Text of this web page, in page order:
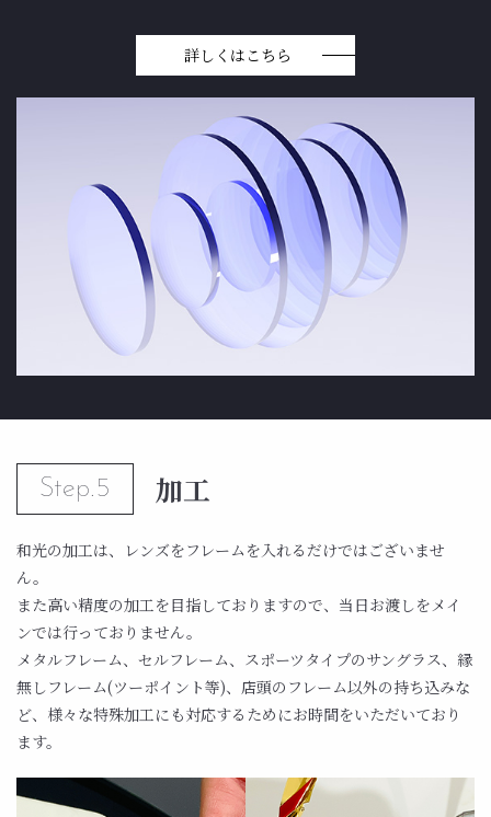
詳しくはこちら
Step.5 加工
和光の加工は、レンズをフレームを入れるだけではございませ
ん。
また高い精度の加工を目指しておりますので、当日お渡しをメイ
ンでは行っておりません。
メタルフレーム、セルフレーム、スポーツタイプのサングラス、縁
無しフレーム(ツーポイント等)、店頭のフレーム以外の持ち込みな
ど、様々な特殊加工にも対応するためにお時間をいただいており
ます。